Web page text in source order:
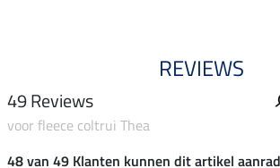
REVIEWS
49 Reviews
voor fleece coltrui Thea
48 van 49 Klanten kunnen dit artikel